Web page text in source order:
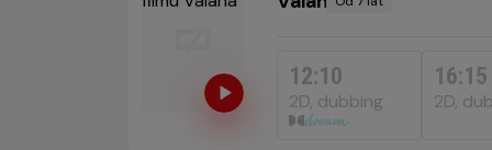
Minimalny
12:10
2D, dubbing
16:15
2D,